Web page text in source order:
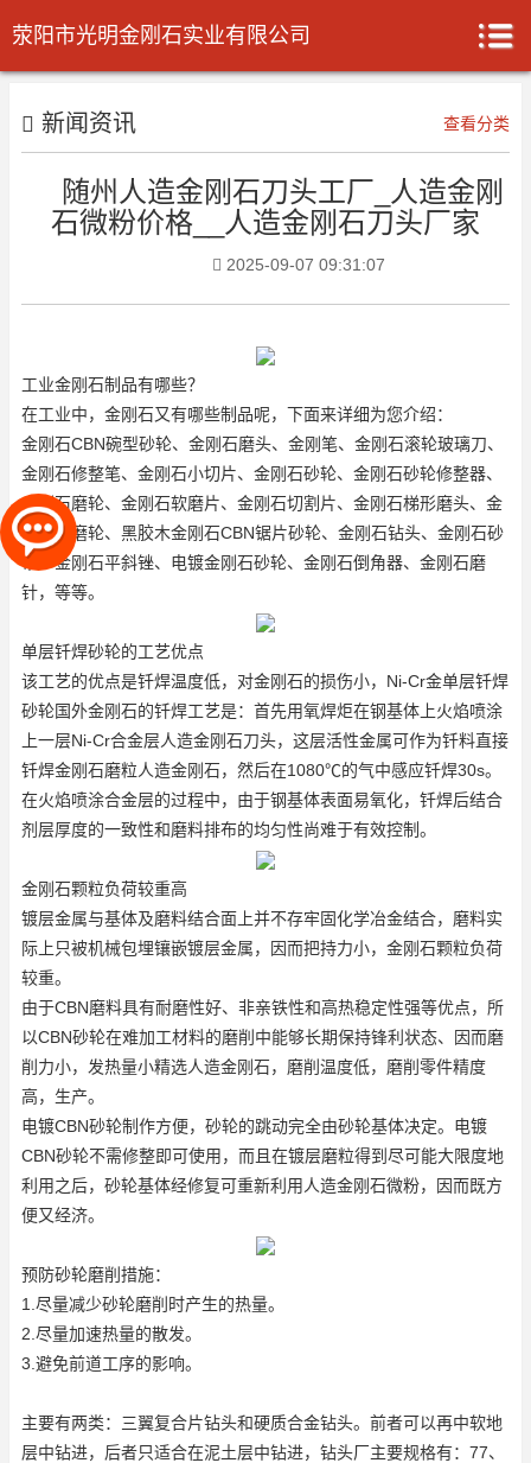
荥阳市光明金刚石实业有限公司
新闻资讯 查看分类
随州人造金刚石刀头工厂_人造金刚
石微粉价格__人造金刚石刀头厂家
2025-09-07 09:31:07
工业金刚石制品有哪些？
在工业中，金刚石又有哪些制品呢，下面来详细为您介绍：
金刚石CBN碗型砂轮、金刚石磨头、金刚笔、金刚石滚轮玻璃刀、
金刚石修整笔、金刚石小切片、金刚石砂轮、金刚石砂轮修整器、
金刚石磨轮、金刚石软磨片、金刚石切割片、金刚石梯形磨头、金
刚石球磨轮、黑胶木金刚石CBN锯片砂轮、金刚石钻头、金刚石砂
带、金刚石平斜锉、电镀金刚石砂轮、金刚石倒角器、金刚石磨
针，等等。
单层钎焊砂轮的工艺优点
该工艺的优点是钎焊温度低，对金刚石的损伤小，Ni-Cr金单层钎焊
砂轮国外金刚石的钎焊工艺是：首先用氧焊炬在钢基体上火焰喷涂
上一层Ni-Cr合金层人造金刚石刀头，这层活性金属可作为钎料直接
钎焊金刚石磨粒人造金刚石，然后在1080℃的气中感应钎焊30s。
在火焰喷涂合金层的过程中，由于钢基体表面易氧化，钎焊后结合
剂层厚度的一致性和磨料排布的均匀性尚难于有效控制。
金刚石颗粒负荷较重高
镀层金属与基体及磨料结合面上并不存牢固化学冶金结合，磨料实
际上只被机械包埋镶嵌镀层金属，因而把持力小，金刚石颗粒负荷
较重。
由于CBN磨料具有耐磨性好、非亲铁性和高热稳定性强等优点，所
以CBN砂轮在难加工材料的磨削中能够长期保持锋利状态、因而磨
削力小，发热量小精选人造金刚石，磨削温度低，磨削零件精度
高，生产。
电镀CBN砂轮制作方便，砂轮的跳动完全由砂轮基体决定。电镀
CBN砂轮不需修整即可使用，而且在镀层磨粒得到尽可能大限度地
利用之后，砂轮基体经修复可重新利用 人造金刚石微粉，因而既方
便又经济。
预防砂轮磨削措施：
1.尽量减少砂轮磨削时产生的热量。
2.尽量加速热量的散发。
3.避免前道工序的影响。
主要有两类：三翼复合片钻头和硬质合金钻头。前者可以再中软地
层中钻进，后者只适合在泥土层中钻进，钻头厂主要规格有：77、